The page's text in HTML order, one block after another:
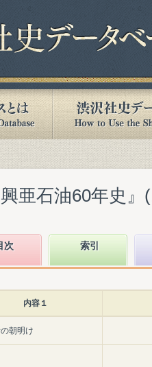
亜石油60年史』
次 索引
内容１
朝明け